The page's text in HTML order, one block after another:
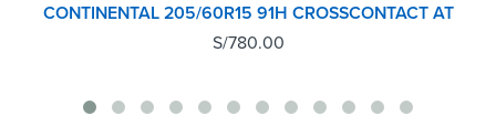
CONTINENTAL 205/60R15 91H CROSSCONTACT AT
S/780.00